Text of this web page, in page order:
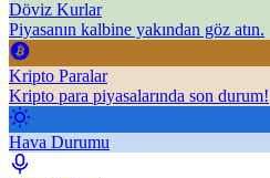
Döviz Kurlar
Piyasanın kalbine yakından göz atın.
Kripto Paralar
Kripto para piyasalarında son durum!
Hava Durumu